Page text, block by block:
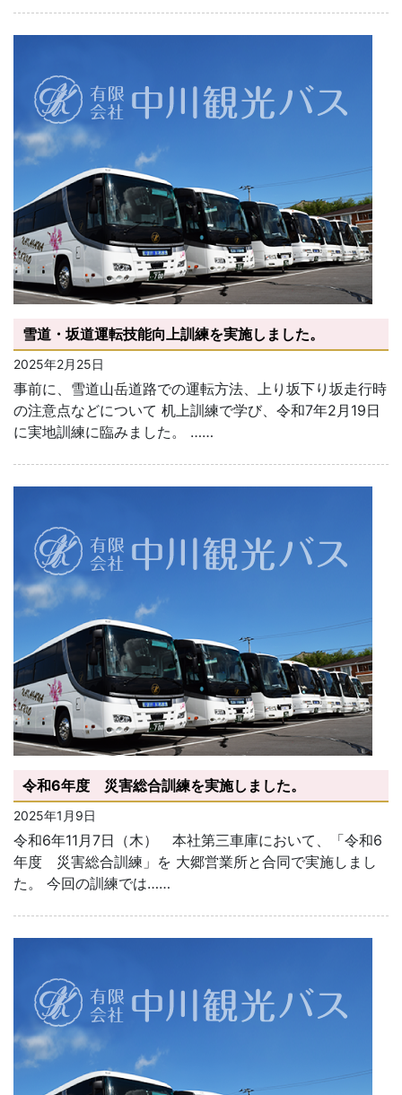
雪道・坂道運転技能向上訓練を実施しました。
2025年2月25日
事前に、雪道山岳道路での運転方法、上り坂下り坂走行時
の注意点などについて 机上訓練で学び、令和7年2月19日
に実地訓練に臨みました。 ……
令和6年度 災害総合訓練を実施しました。
2025年1月9日
令和6年11月7日（木） 本社第三車庫において、「令和6
年度 災害総合訓練」を 大郷営業所と合同で実施しまし
た。 今回の訓練では……